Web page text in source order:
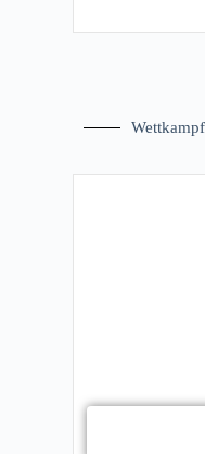
Wettkampf